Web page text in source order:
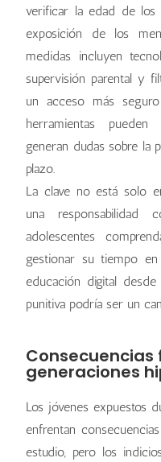
verificar la edad de
exposición de los
medidas incluyen
supervisión parental y
un acceso más
herramientas
generan dudas sobre la
plazo.
La clave no está solo
una responsabilidad
adolescentes
gestionar su tiempo
educación digital
punitiva podría ser un
generaciones
Los jóvenes expuestos
enfrentan
estudio, pero los